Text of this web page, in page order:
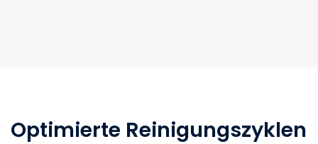
Optimierte Reinigungszyklen